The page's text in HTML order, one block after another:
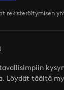
rekisteröitymisen
Löydät täältä